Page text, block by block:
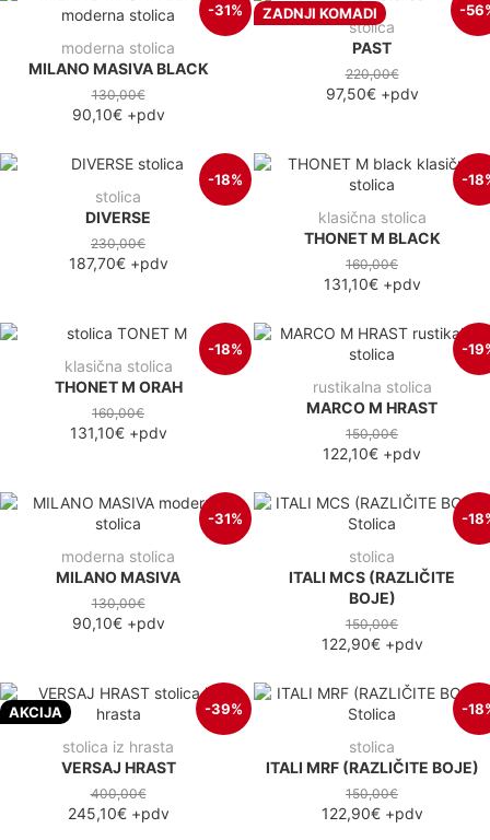
-31%
moderna stolica
MILANO MASIVA BLACK
130,00€
90,10€+pdv
ZADNJI KOMADI -
stolica
PAST
220,00€
97,50€+pdv
-18%
stolica
DIVERSE
230,00€
187,70€+pdv
-
klasična stolica
THONET M BLACK
160,00€
131,10€+pdv
-18%
klasična stolica
THONET M ORAH
160,00€
131,10€+pdv
-
rustikalna stolica
MARCO M HRAST
150,00€
122,10€ +pdv
-31%
moderna stolica
MILANO MASIVA
130,00€
90,10€+pdv
-
stolica
ITALI MCS (RAZLIČITE
BOJE)
150,00€
122,90€+pdv
AKCIJA -39%
stolica iz hrasta
VERSAJ HRAST
400,00€
245,10€+pdv
-
stolica
ITALI MRF (RAZLIČITE BOJE)
150,00€
122,90€+pdv